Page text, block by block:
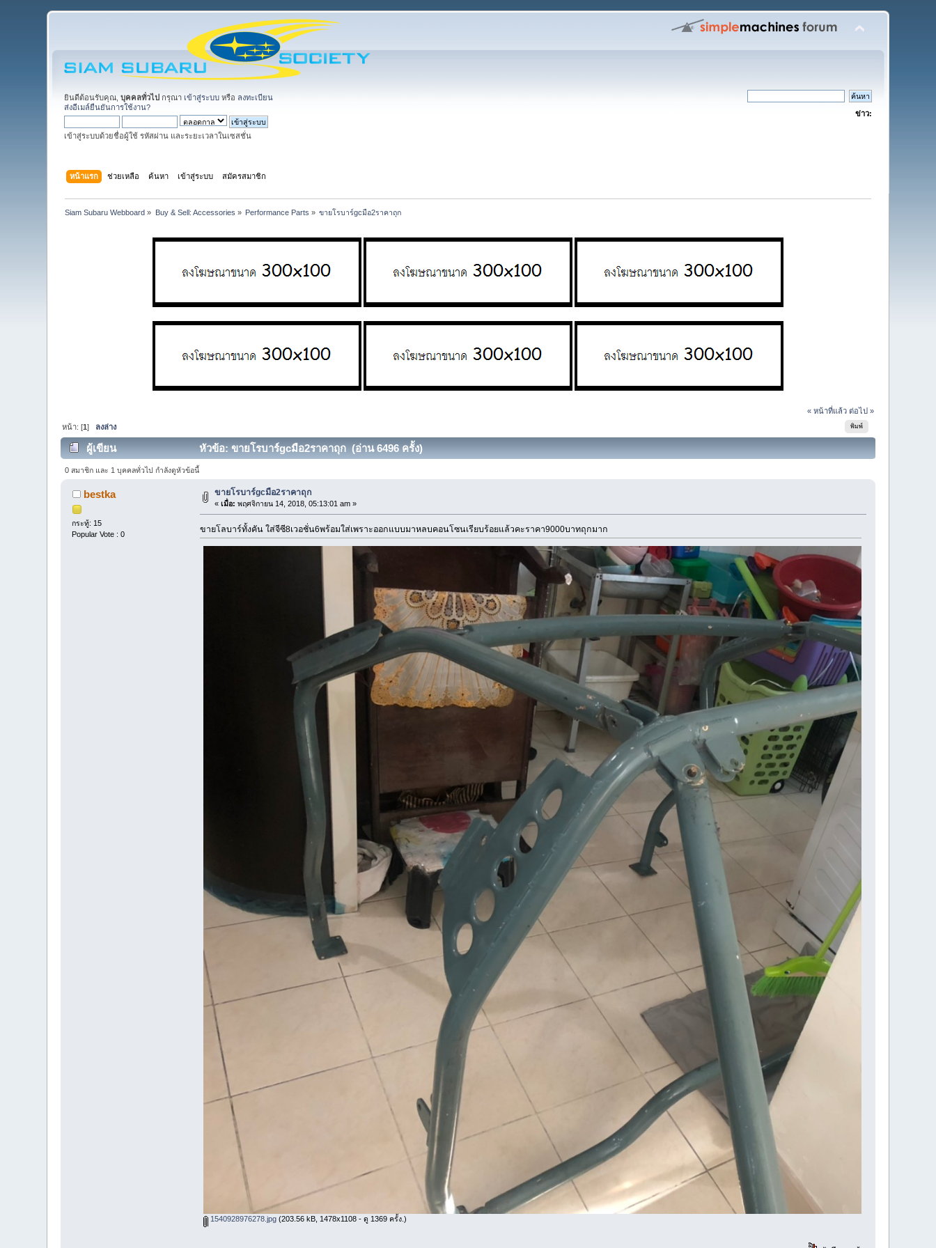
ยินดีต้อนรับคุณ,บุคคลทั่วไป กรุณา เข้าสู่ระบบ หรือ ลงทะเบียน
ส่งอีเมล์ยืนยันการใช้งาน?
เข้าสู่ระบบด้วยชื่อผู้ใช้ รหัสผ่าน และระยะเวลาในเซสชั่น
ข่าว:
หน้าแรก ช่วยเหลือ ค้นหา เข้าสู่ระบบ สมัครสมาชิก
Siam Subaru Webboard » Buy & Sell: Accessories » Performance Parts » ขายโรบาร์gcมือ2ราคาถุก
« หน้าที่แล้ว ต่อไป »
พิมพ์
หน้า: [1] ลงล่าง
ผู้เขียน หัวข้อ: ขายโรบาร์gcมือ2ราคาถุก (อ่าน 6496 ครั้ง)
0 สมาชิก และ 1 บุคคลทั่วไป กำลังดูหัวข้อนี้
bestka
กระทู้: 15
Popular Vote : 0
ขายโรบาร์gcมือ2ราคาถุก
«เมื่อ: พฤศจิกายน 14, 2018, 05:13:01 am »
ขายโลบาร์ทั้งคัน ใส่จีซี8เวอชั่น6พร้อมใส่เพราะออกแบบมาหลบคอนโซนเรียบร้อยแล้วคะราคา9000บาทถุกมาก
1540928976278.jpg (203.56 kB, 1478x1108 - ดู 1369 ครั้ง.)